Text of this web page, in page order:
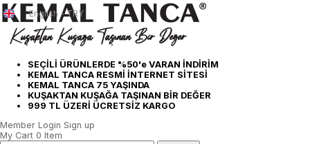
SEÇİLİ ÜRÜNLERDE %50'e VARAN İNDİRİM
KEMAL TANCA RESMİ İNTERNET SİTESİ
KEMAL TANCA 75 YAŞINDA
KUŞAKTAN KUŞAĞA TAŞINAN BİR DEĞER
999 TL ÜZERİ ÜCRETSİZ KARGO
English - TRY
Member Login Sign up
My Cart 0 Item